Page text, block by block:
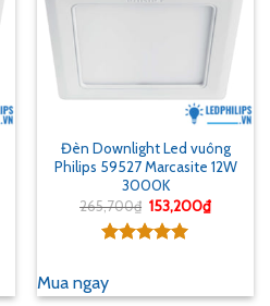
Đèn Downlight Led vuông
Philips 59527 Marcasite 12W
3000K
265,700₫ Giá
gốc
là:
153,200₫Giá
hiện
5 sao
Mua ngay